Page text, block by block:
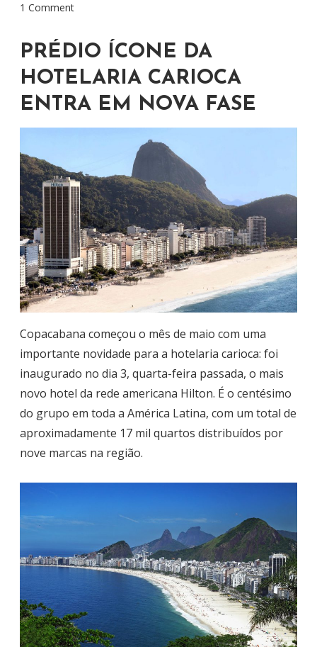
1 Comment
PRÉDIO ÍCONE DA
HOTELARIA CARIOCA
ENTRA EM NOVA FASE
Copacabana começou o mês de maio com uma
importante novidade para a hotelaria carioca: foi
inaugurado no dia 3, quarta-feira passada, o mais
novo hotel da rede americana Hilton. É o centésimo
do grupo em toda a América Latina, com um total de
aproximadamente 17 mil quartos distribuídos por
nove marcas na região.